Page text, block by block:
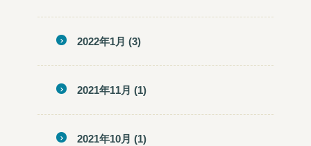
2022年1月 (3)
2021年11月 (1)
2021年10月 (1)